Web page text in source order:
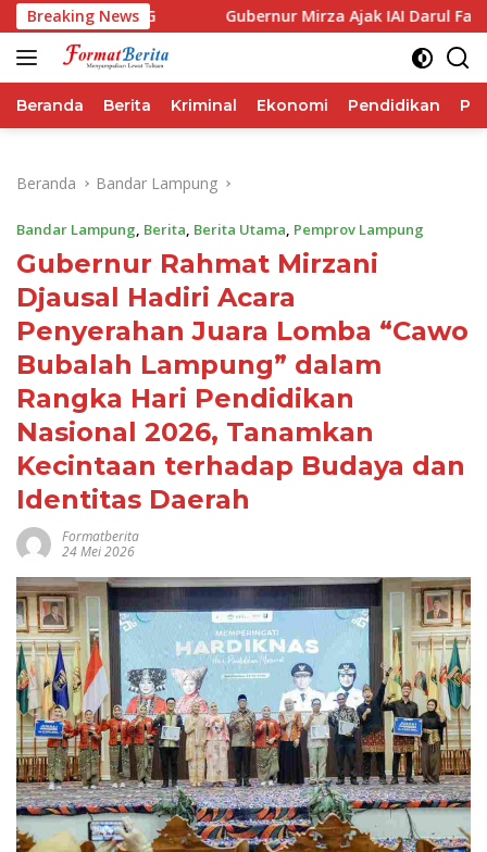
Langsung
ke
konten
Breaking News
IHSG Gubernur Mirza Ajak IAI Darul Fattah
Beranda Berita Kriminal Ekonomi Pendidikan
Beranda Bandar Lampung
Bandar Lampung, Berita, Berita Utama, Pemprov Lampung
Gubernur Rahmat Mirzani
Djausal Hadiri Acara
Penyerahan Juara Lomba “Cawo
Bubalah Lampung” dalam
Rangka Hari Pendidikan
Nasional 2026, Tanamkan
Kecintaan terhadap Budaya dan
Identitas Daerah
Formatberita
24 Mei 2026